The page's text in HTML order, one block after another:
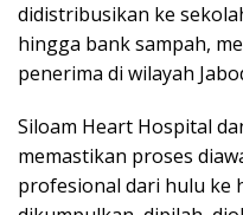
didistribusikan ke
hingga bank sampah,
penerima di wilayah
Siloam Heart Hospital
memastikan proses
profesional dari hulu ke